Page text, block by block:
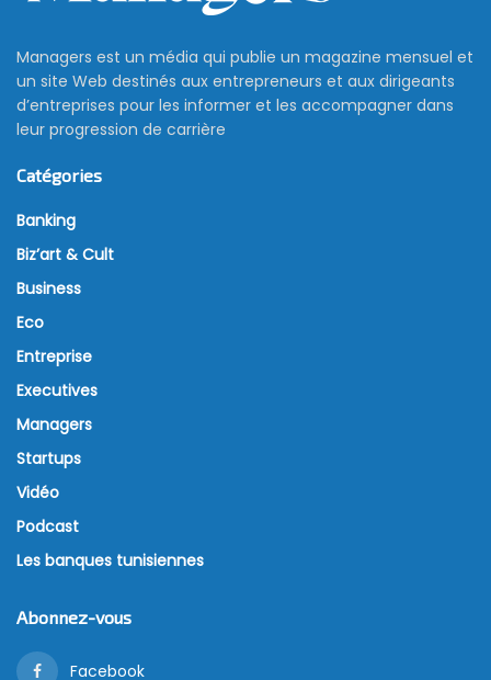
Managers est un média qui publie un magazine mensuel et
un site Web destinés aux entrepreneurs et aux dirigeants
d’entreprises pour les informer et les accompagner dans
leur progression de carrière
Catégories
Banking
Biz’art & Cult
Business
Eco
Entreprise
Executives
Managers
Startups
Vidéo
Podcast
Les banques tunisiennes
Abonnez-vous
Facebook